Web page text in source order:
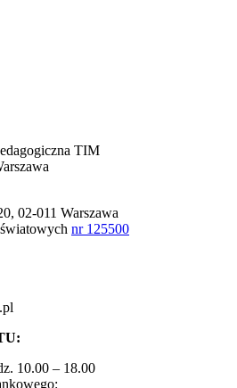
TIM
02-011 Warszawa
nr 125500
10.00 – 18.00